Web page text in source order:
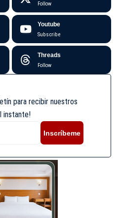
Follow
Youtube
Subscribe
Threads
Follow
para recibir nuestros
instante!
Inscríbeme